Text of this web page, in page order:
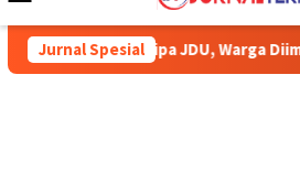
Mobile
Jurnal Spesial
JDU, Warga Diimbau Tampung Air